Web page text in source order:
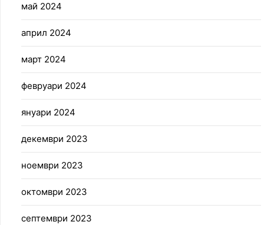
май 2024
април 2024
март 2024
февруари 2024
януари 2024
декември 2023
ноември 2023
октомври 2023
септември 2023